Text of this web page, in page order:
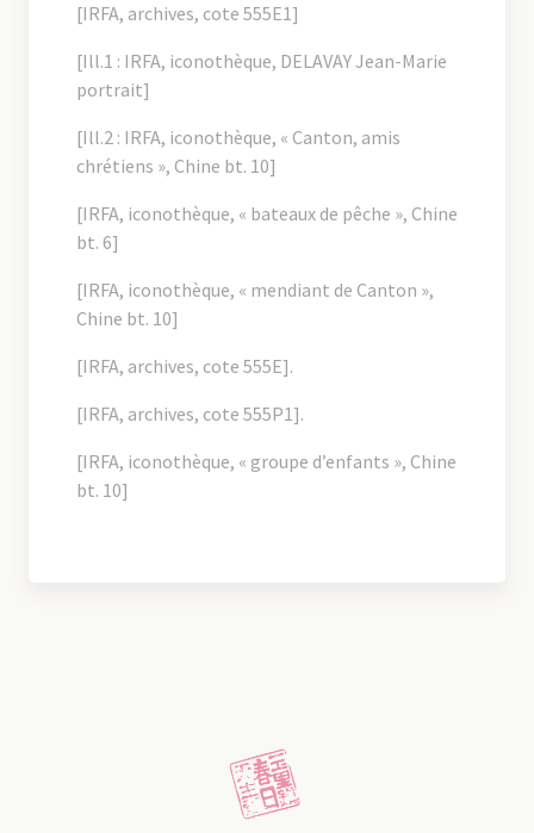
[IRFA, archives, cote 555E1]
[Ill.1 : IRFA, iconothèque, DELAVAY Jean-Marie
portrait]
[Ill.2 : IRFA, iconothèque, « Canton, amis
chrétiens », Chine bt. 10]
[IRFA, iconothèque, « bateaux de pêche », Chine
bt. 6]
[IRFA, iconothèque, « mendiant de Canton »,
Chine bt. 10]
[IRFA, archives, cote 555E].
[IRFA, archives, cote 555P1].
[IRFA, iconothèque, « groupe d’enfants », Chine
bt. 10]